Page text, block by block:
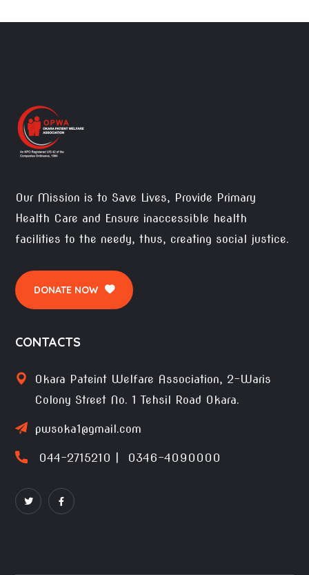
Our Mission is to Save Lives, Provide Primary
Health Care and Ensure inaccessible health
facilities to the needy, thus, creating social justice.
DONATE NOW
CONTACTS
Okara Pateint Welfare Association, 2-Waris
Colony Street No. 1 Tehsil Road Okara.
pwsoka1@gmail.com
044-2715210 | 0346-4090000